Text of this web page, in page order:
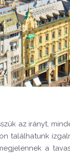
az irányt,
találhatunk
a